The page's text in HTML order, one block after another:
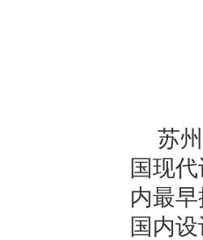
苏
国现
内最
国内